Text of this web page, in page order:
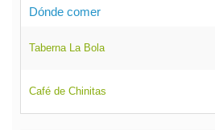
Dónde comer
Taberna La Bola
Café de Chinitas